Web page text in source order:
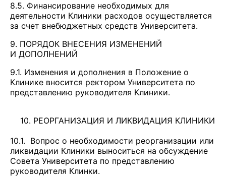
8.5. Финансирование необходимых для
деятельности Клиники расходов осуществляется
за счет внебюджетных средств Университета.
9. ПОРЯДОК ВНЕСЕНИЯ ИЗМЕНЕНИЙ
И ДОПОЛНЕНИЙ
9.1. Изменения и дополнения в Положение о
Клинике вносится ректором Университета по
представлению руководителя Клиники.
10. РЕОРГАНИЗАЦИЯ И ЛИКВИДАЦИЯ КЛИНИКИ
10.1. Вопрос о необходимости реорганизации или
ликвидации Клиники выноситься на обсуждение
Совета Университета по представлению
руководителя Клинки.